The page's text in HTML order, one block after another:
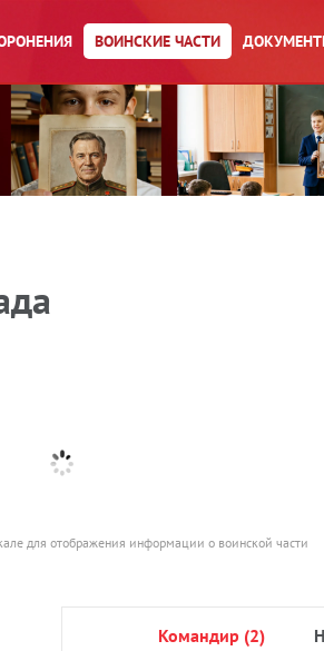
ВОИНСКИЕ ЧАСТИ
для отображения информации о воинской части
командир (2)